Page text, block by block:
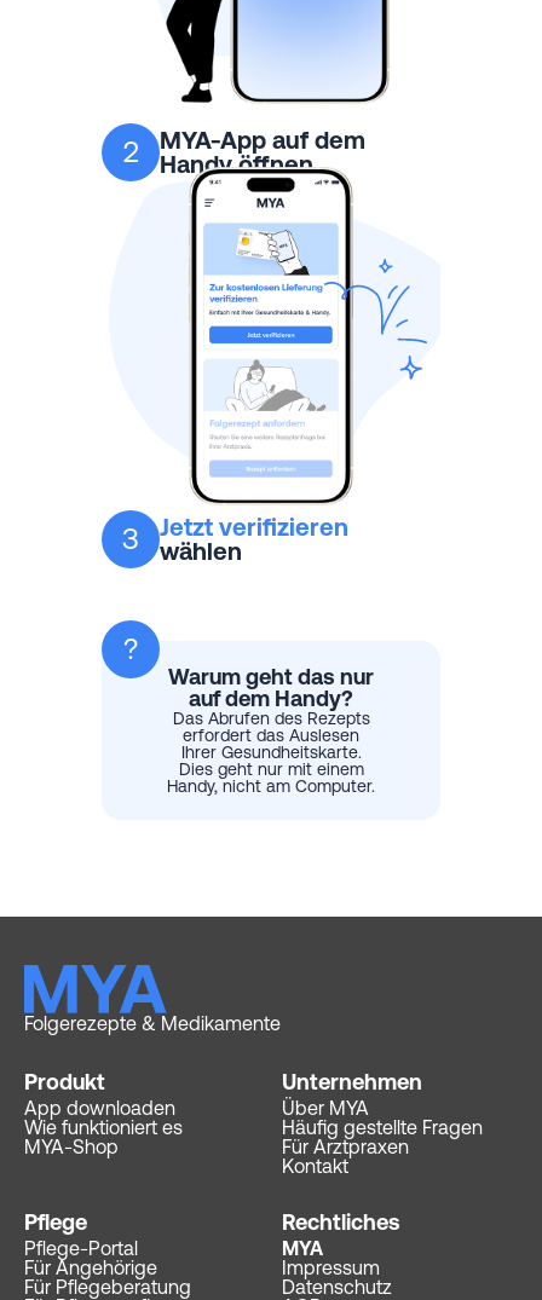
2
MYA-App auf dem
Handy öffnen
3
Jetzt verifizieren
wählen
?
Warum geht das nur
auf dem Handy?​
Das Abrufen des Rezepts
erfordert das Auslesen
Ihrer Gesundheitskarte.
Dies geht nur mit einem
Handy, nicht am Computer.​
Folgerezepte & Medikamente
Produkt
App downloaden
Wie funktioniert es
MYA-Shop
Pflege
Pflege-Portal
Für Angehörige
Für Pflegeberatung
Unternehmen
Über MYA
Häufig gestellte Fragen
Für Arztpraxen
Kontakt
Rechtliches
MYA
Impressum
Datenschutz